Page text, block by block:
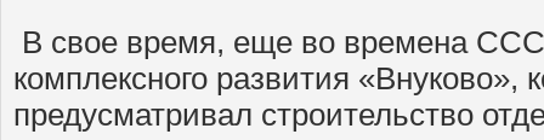
В свое время, еще во времена
комплексного развития «Внуково»,
предусматривал строительство